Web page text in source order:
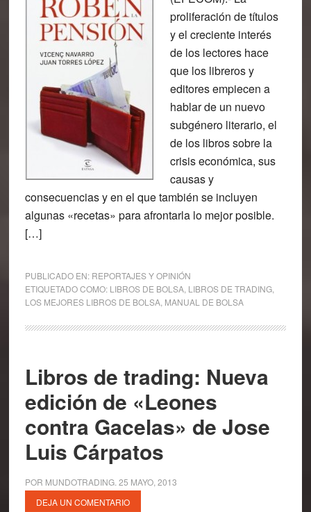
proliferación de títulos
y el creciente interés
de los lectores hace
que los libreros y
editores empiecen a
hablar de un nuevo
subgénero literario, el
de los libros sobre la
crisis económica, sus
causas y
consecuencias y en el que también se incluyen
algunas «recetas» para afrontarla lo mejor posible.
[…]
PUBLICADO EN: REPORTAJES Y OPINIÓN
ETIQUETADO COMO: LIBROS DE BOLSA, LIBROS DE TRADING,
LOS MEJORES LIBROS DE BOLSA, MANUAL DE BOLSA
Libros de trading: Nueva
edición de «Leones
contra Gacelas» de Jose
Luis Cárpatos
POR MUNDOTRADING. 25 MAYO, 2013
DEJA UN COMENTARIO